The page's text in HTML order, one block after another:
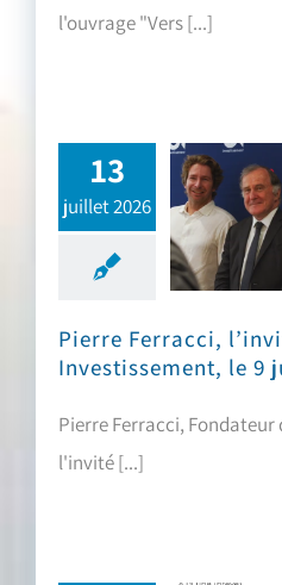
l'ouvrage "Vers [...]
13
juillet 2026
Pierre Ferracci,
Investissement, le 9
Pierre Ferracci, Fondateur
l'invité [...]